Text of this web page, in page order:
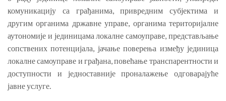
комуникацију са грађанима, привредним субјектима и
другим органима државне управе, органима територијалне
аутономије и јединицама локалне самоуправе, представљање
сопствених потенцијала, јачање поверења између јединица
локалне самоуправе и грађана, повећање транспарентности и
доступности и једноставније проналажење одговарајуће
јавне услуге.